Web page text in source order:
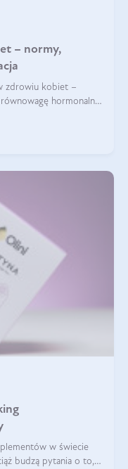
– normy,
zdrowiu kobiet –
hormonalną
w świecie
budzą pytania o to,